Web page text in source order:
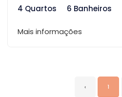
4 Quartos
6 Banheiros
Mais informações
‹ 1